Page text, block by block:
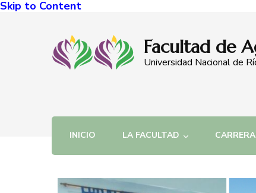
Skip to Content
Facultad de
Universidad Nacional de
INICIO LA FACULTAD